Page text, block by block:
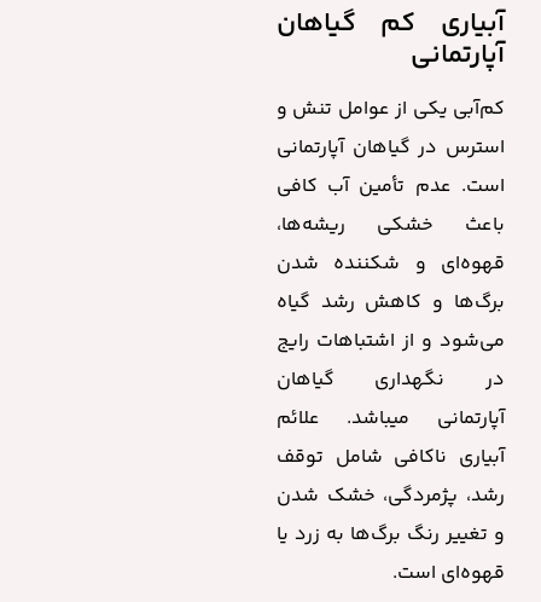
آبیاری کم گیاهان
آپارتمانی
کم‌آبی یکی از عوامل تنش و
استرس در گیاهان آپارتمانی
است. عدم تأمین آب کافی
باعث خشکی ریشه‌ها،
قهوه‌ای و شکننده شدن
برگ‌ها و کاهش رشد گیاه
می‌شود و از اشتباهات رایج
در نگهداری گیاهان
آپارتمانی میباشد. علائم
آبیاری ناکافی شامل توقف
رشد، پژمردگی، خشک شدن
و تغییر رنگ برگ‌ها به زرد یا
قهوه‌ای است.